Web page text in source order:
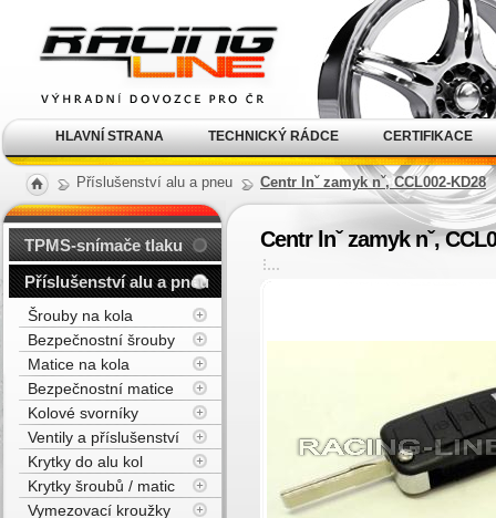
Příslušenství alu a pneu Centr lnˇ zamyk nˇ, CCL002-KD28
Centr lnˇ zamyk nˇ,
TPMS-snímače tlaku
Příslušenství alu a pneu
Šrouby na kola
Bezpečnostní šrouby
Matice na kola
Bezpečnostní matice
Kolové svorníky
Ventily a příslušenství
Krytky do alu kol
Krytky šroubů / matic
Vymezovací kroužky
kola Racing Line
HLAVNÍ STRANA TECHNICKÝ RÁDCE CERTIFIKACE